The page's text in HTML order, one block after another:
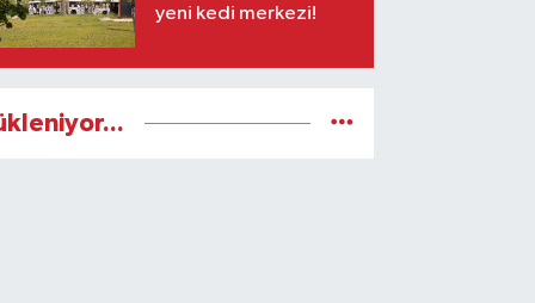
yeni kedi merkezi!